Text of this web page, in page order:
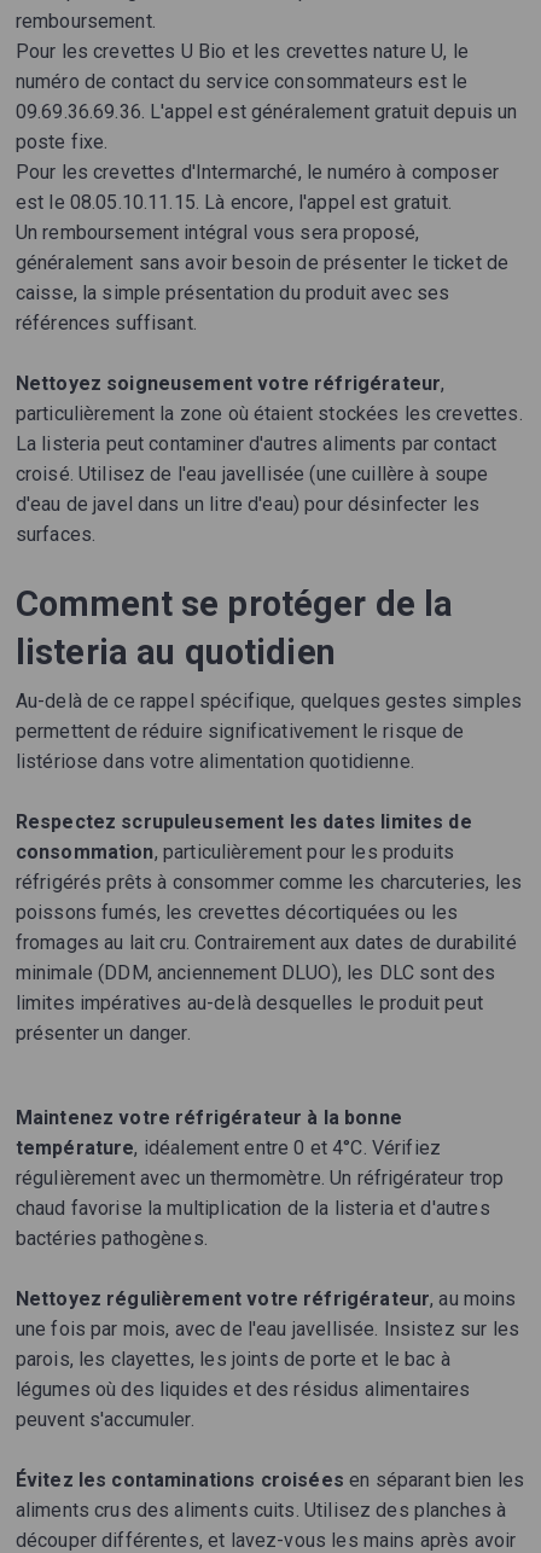
remboursement.
Pour les crevettes U Bio et les crevettes nature U, le
numéro de contact du service consommateurs est le
09.69.36.69.36. L'appel est généralement gratuit depuis un
poste fixe.
Pour les crevettes d'Intermarché, le numéro à composer
est le 08.05.10.11.15. Là encore, l'appel est gratuit.
Un remboursement intégral vous sera proposé,
généralement sans avoir besoin de présenter le ticket de
caisse, la simple présentation du produit avec ses
références suffisant.
Nettoyez soigneusement votre réfrigérateur,
particulièrement la zone où étaient stockées les crevettes.
La listeria peut contaminer d'autres aliments par contact
croisé. Utilisez de l'eau javellisée (une cuillère à soupe
d'eau de javel dans un litre d'eau) pour désinfecter les
surfaces.
Comment se protéger de la
listeria au quotidien
Au-delà de ce rappel spécifique, quelques gestes simples
permettent de réduire significativement le risque de
listériose dans votre alimentation quotidienne.
Respectez scrupuleusement les dates limites de
consommation, particulièrement pour les produits
réfrigérés prêts à consommer comme les charcuteries, les
poissons fumés, les crevettes décortiquées ou les
fromages au lait cru. Contrairement aux dates de durabilité
minimale (DDM, anciennement DLUO), les DLC sont des
limites impératives au-delà desquelles le produit peut
présenter un danger.
Maintenez votre réfrigérateur à la bonne
température, idéalement entre 0 et 4°C. Vérifiez
régulièrement avec un thermomètre. Un réfrigérateur trop
chaud favorise la multiplication de la listeria et d'autres
bactéries pathogènes.
Nettoyez régulièrement votre réfrigérateur, au moins
une fois par mois, avec de l'eau javellisée. Insistez sur les
parois, les clayettes, les joints de porte et le bac à
légumes où des liquides et des résidus alimentaires
peuvent s'accumuler.
Évitez les contaminations croisées en séparant bien les
aliments crus des aliments cuits. Utilisez des planches à
découper différentes, et lavez-vous les mains après avoir